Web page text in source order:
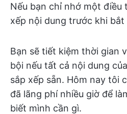
Nếu bạn chỉ nhớ một điều
xếp nội dung trước khi bắt
Bạn sẽ tiết kiệm thời gian
bội nếu tất cả nội dung
sắp xếp sẵn. Hôm nay tôi
đã lãng phí nhiều giờ để
biết mình cần gì.